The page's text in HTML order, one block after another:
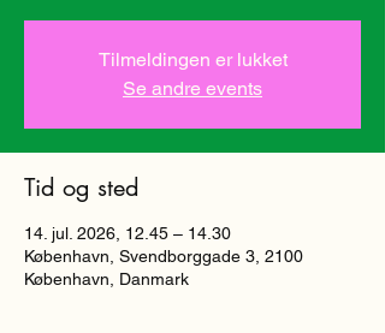
Tilmeldingen er lukket
Se andre events
Tid og sted
14. jul. 2026, 12.45 – 14.30
København, Svendborggade 3, 2100
København, Danmark